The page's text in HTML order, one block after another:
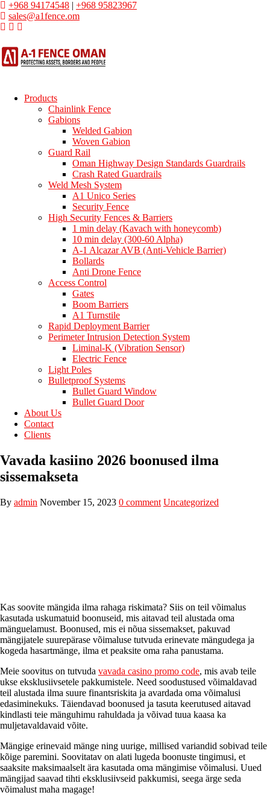
+968 94174548 | +968 95823967
sales@a1fence.om
Products
Chainlink Fence
Gabions
Welded Gabion
Woven Gabion
Guard Rail
Oman Highway Design Standards Guardrails
Crash Rated Guardrails
Weld Mesh System
A1 Unico Series
Security Fence
High Security Fences & Barriers
1 min delay (Kavach with honeycomb)
10 min delay (300-60 Alpha)
A-1 Alcazar AVB (Anti-Vehicle Barrier)
Bollards
Anti Drone Fence
Access Control
Gates
Boom Barriers
A1 Turnstile
Rapid Deployment Barrier
Perimeter Intrusion Detection System
Liminal-K (Vibration Sensor)
Electric Fence
Light Poles
Bulletproof Systems
Bullet Guard Window
Bullet Guard Door
About Us
Contact
Clients
Vavada kasiino 2026 boonused ilma
sissemakseta
By admin November 15, 2023 0 comment Uncategorized
Kas soovite mängida ilma rahaga riskimata? Siis on teil võimalus
kasutada uskumatuid boonuseid, mis aitavad teil alustada oma
mänguelamust. Boonused, mis ei nõua sissemakset, pakuvad
mängijatele suurepärase võimaluse tutvuda erinevate mängudega ja
kogeda hasartmänge, ilma et peaksite oma raha panustama.
Meie soovitus on tutvuda vavada casino promo code, mis avab teile
ukse eksklusiivsetele pakkumistele. Need soodustused võimaldavad
teil alustada ilma suure finantsriskita ja avardada oma võimalusi
edasiminekuks. Täiendavad boonused ja tasuta keerutused aitavad
kindlasti teie mänguhimu rahuldada ja võivad tuua kaasa ka
muljetavaldavaid võite.
Mängige erinevaid mänge ning uurige, millised variandid sobivad teile
kõige paremini. Soovitatav on alati lugeda boonuste tingimusi, et
saaksite maksimaalselt ära kasutada oma mängimise võimalusi. Uued
mängijad saavad tihti eksklusiivseid pakkumisi, seega ärge seda
võimalust maha magage!